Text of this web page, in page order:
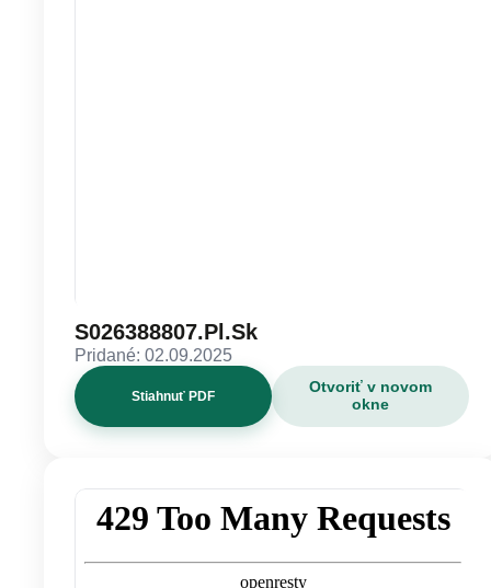
S026388807.Pl.Sk
Pridané: 02.09.2025
Stiahnuť PDF
Otvoriť v novom
okne